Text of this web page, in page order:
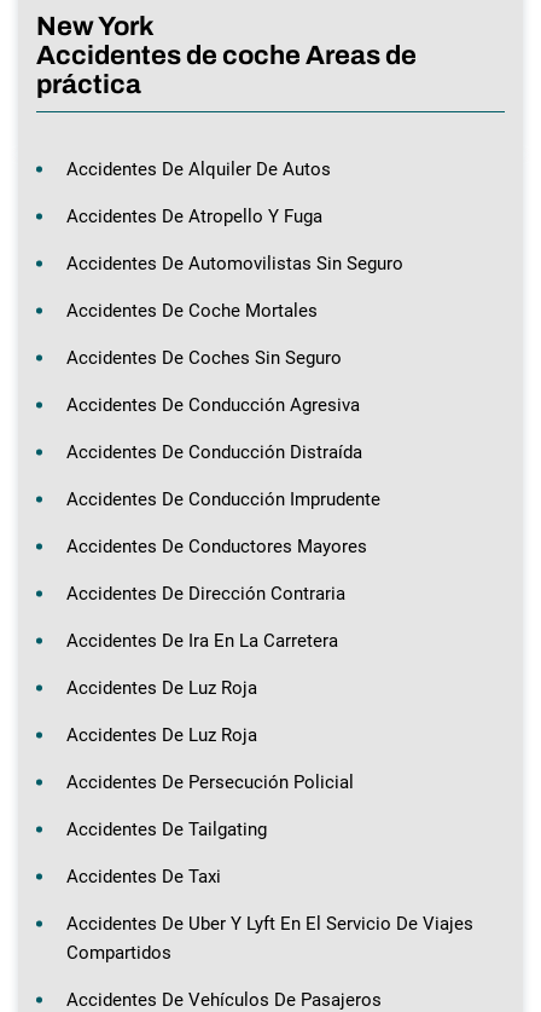
New York
Accidentes de coche Areas de
práctica
Accidentes De Alquiler De Autos
Accidentes De Atropello Y Fuga
Accidentes De Automovilistas Sin Seguro
Accidentes De Coche Mortales
Accidentes De Coches Sin Seguro
Accidentes De Conducción Agresiva
Accidentes De Conducción Distraída
Accidentes De Conducción Imprudente
Accidentes De Conductores Mayores
Accidentes De Dirección Contraria
Accidentes De Ira En La Carretera
Accidentes De Luz Roja
Accidentes De Luz Roja
Accidentes De Persecución Policial
Accidentes De Tailgating
Accidentes De Taxi
Accidentes De Uber Y Lyft En El Servicio De Viajes
Compartidos
Accidentes De Vehículos De Pasajeros